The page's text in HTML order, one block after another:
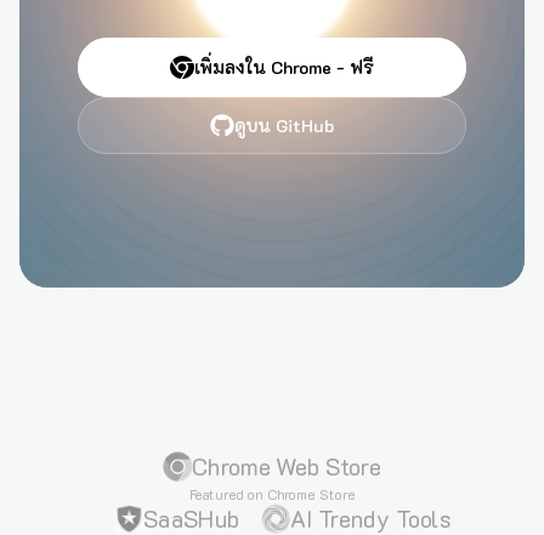
เพิ่มลงใน Chrome - ฟรี
ดูบน GitHub
Chrome Web Store
Featured on Chrome Store
SaaSHub AI Trendy Tools